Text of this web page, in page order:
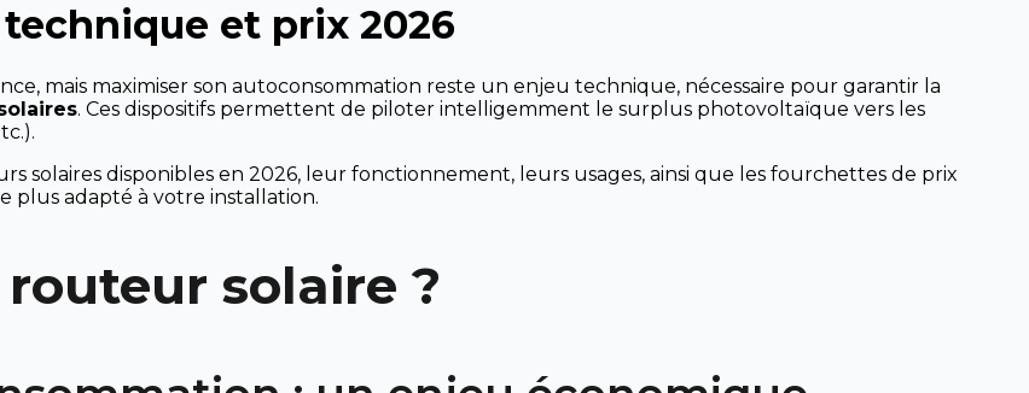
et prix 2026
mais maximiser son autoconsommation reste un enjeu technique, nécessaire pour garantir la
. Ces dispositifs permettent de piloter intelligemment le surplus photovoltaïque vers les
solaires disponibles en 2026, leur fonctionnement, leurs usages, ainsi que les fourchettes de prix
plus adapté à votre installation.
solaire ?